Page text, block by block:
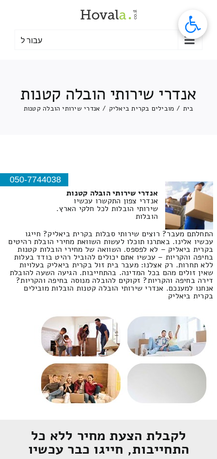
עבור ל
אנדרי שירותי הובלה קטנות
בית / מובילים בקרית ביאליק / אנדרי שירותי הובלה קטנות
050-7744038
אנדרי שירותי הובלה קטנות
אנדרי צפון התקשרו עכשיו
שירותי הובלות לכל חלקי הארץ.
הובלות
התחלתם מעבר? רוצים שירותי סבלות בקרית ביאליק? חייגו
עכשיו אלינו. באתרנו תוכלו לעשות השוואת מחירי הובלת רהיטים
בקרית ביאליק – לא לפספס. השוואה של מחירי הובלות קטנות
בחיפה והקריות – עכשיו אתם יכולים להוביל רהיט בודד בעלות
ללא תחרות. רק אצלנו: מעבר בית זול בקרית ביאליק בעלויות
שאין זולים מהם בכל המדינה. בהתחייבות. הגיעה השעה להובלת
דירה בחיפה והקריות? זקוקים להובלה מנוסה בחיפה והקריות?
אנחנו למענכם. אנדרי שירותי הובלה קטנות הובלות מובילים
בקרית ביאליק
לקבלת הצעת מחיר ללא כל
התחייבות, חייגו כבר עכשיו